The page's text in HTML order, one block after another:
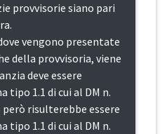
provvisorie siano pari
vengono presentate
della provvisoria, viene
deve essere
tipo 1.1 di cui al DM n.
però risulterebbe essere
tipo 1.1 di cui al DM n.